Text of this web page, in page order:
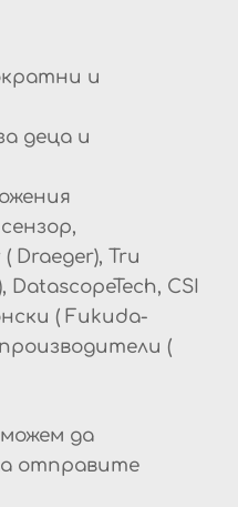
и
деца и
Draeger), Tru
CSI
( Fukuda-
(
да
отправите